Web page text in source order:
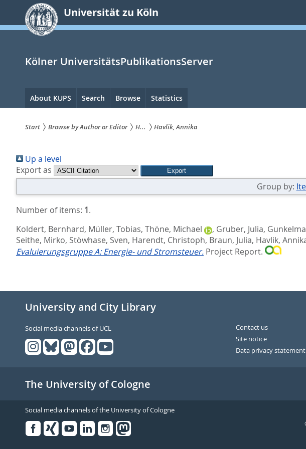
springen
Universität zu Köln
Kölner UniversitätsPublikationsServer
Hauptnavigation
About KUPS Search Browse Statistics
sind
hier:
Start Browse by Author or Editor H... Havlik, Annika
Up a level
Export as
Group by:
Number of items: 1.
Koldert, Bernhard, Müller, Tobias, Thöne, Michael , Gruber, Julia,
Seithe, Mirko, Stöwhase, Sven, Harendt, Christoph, Braun, Julia, Havlik,
Evaluierungsgruppe A: Energie‐ und Stromsteuer. Project Report.
University and City Library
Social media channels of UCL
Contact us
Site notice
Data privacy statement
The University of Cologne
Social media channels of the University of Cologne